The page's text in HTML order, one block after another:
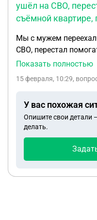
ушёл на СВО,
съёмной квартире,
Мы с мужем
СВО, перестал
квартире,
обратиться что бы
Показать полностью
15 февраля, 10:29,
У вас похожая
Опишите свои детали
делать.